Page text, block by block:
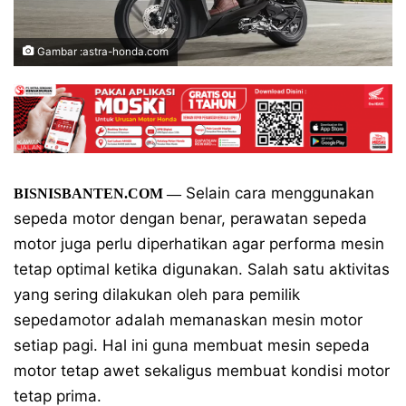
Gambar :astra-honda.com
BISNISBANTEN.COM —Selain cara menggunakan
sepeda motor dengan benar, perawatan sepeda
motor juga perlu diperhatikan agar performa mesin
tetap optimal ketika digunakan. Salah satu aktivitas
yang sering dilakukan oleh para pemilik
sepedamotor adalah memanaskan mesin motor
setiap pagi. Hal ini guna membuat mesin sepeda
motor tetap awet sekaligus membuat kondisi motor
tetap prima.